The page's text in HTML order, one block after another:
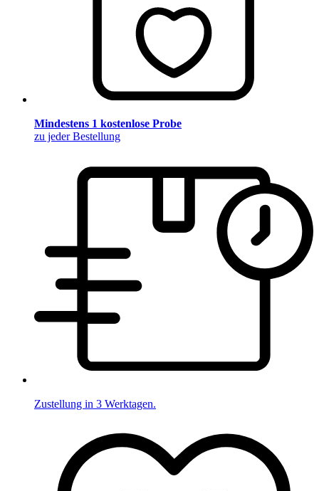
Mindestens 1 kostenlose Probe
zu jeder Bestellung
Zustellung in 3 Werktagen.